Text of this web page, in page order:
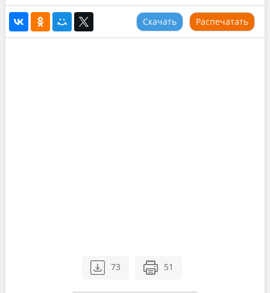
Скачать Распечатать
73 51